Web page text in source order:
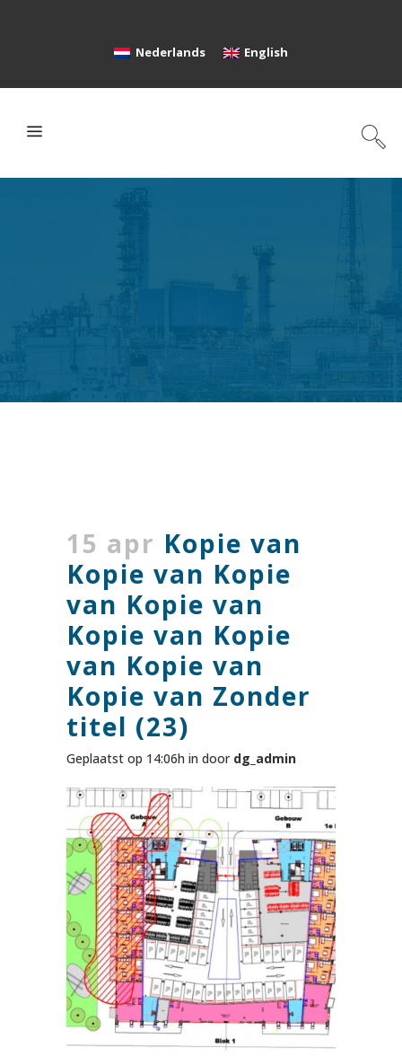
Nederlands English
15 apr Kopie van
Kopie van Kopie
van Kopie van
Kopie van Kopie
van Kopie van
Kopie van Zonder
titel (23)
Geplaatst op 14:06h in door dg_admin